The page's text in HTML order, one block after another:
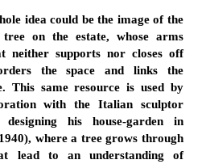
idea could be the image of the
tree on the estate, whose arms
neither supports nor closes off
the space and links the
This same resource is used by
with the Italian sculptor
his house-garden in
where a tree grows through
lead to an understanding of